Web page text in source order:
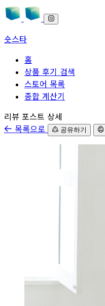
숏스타
홈
상품 후기 검색
스토어 목록
종합 계산기
본문으로 바로가기
리뷰 포스트 상세
목록으로
공유하기